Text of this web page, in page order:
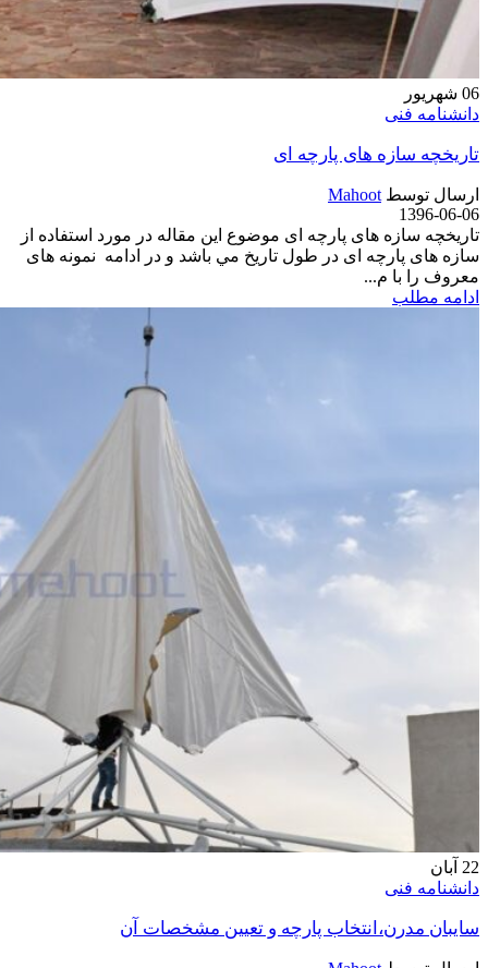
06 شهریور
دانشنامه فنی
تاریخچه سازه های پارچه ای
ارسال توسط Mahoot
1396-06-06
تاریخچه سازه های پارچه ای موضوع این مقاله در مورد استفاده از
سازه های پارچه ای در طول تاریخ مي باشد و در ادامه نمونه های
معروف را با م...
ادامه مطلب
22 آبان
دانشنامه فنی
سایبان مدرن،انتخاب پارچه و تعیین مشخصات آن